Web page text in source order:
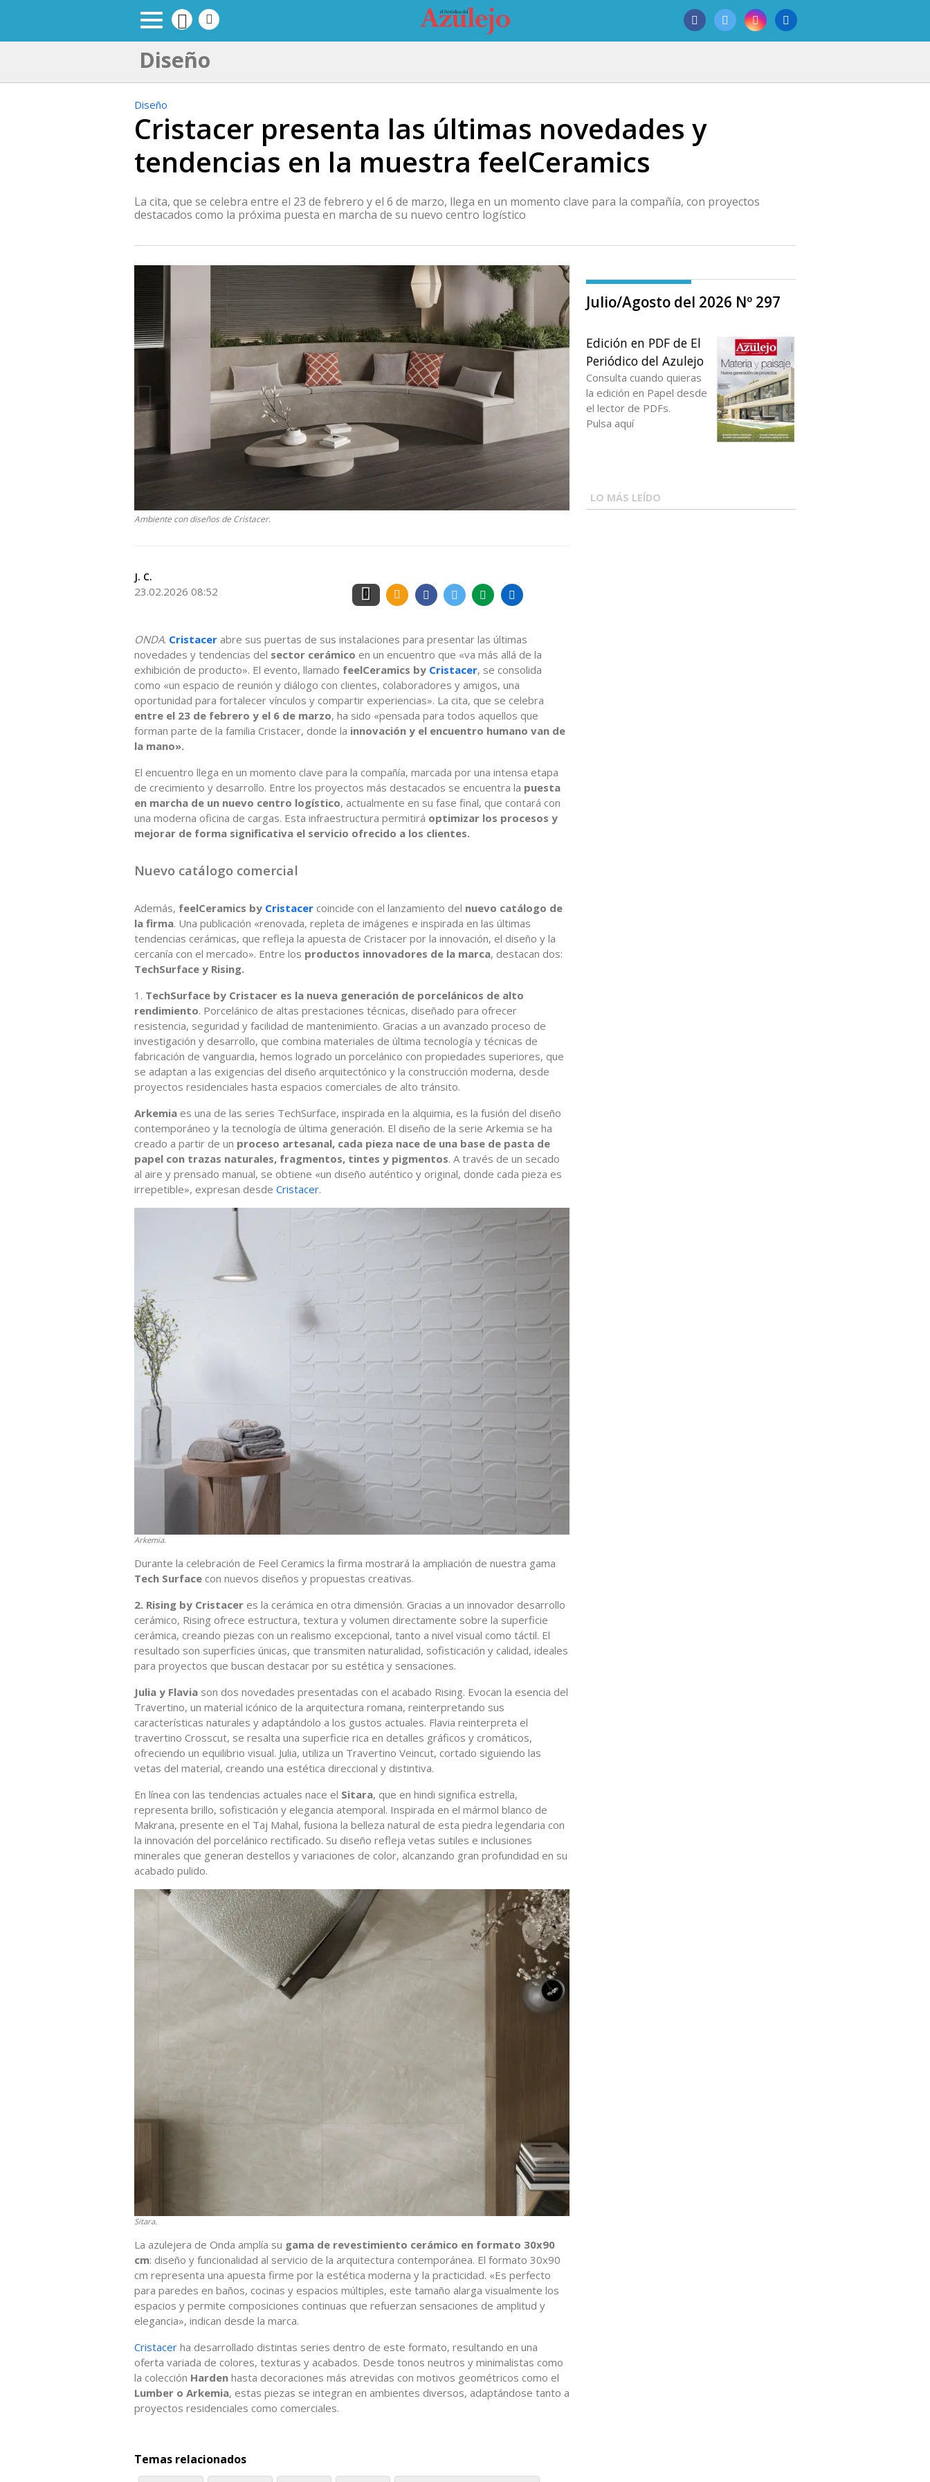
Diseño
Diseño
Cristacer presenta las últimas novedades y
tendencias en la muestra feelCeramics
La cita, que se celebra entre el 23 de febrero y el 6 de marzo, llega en un momento clave para la compañía, con proyectos
destacados como la próxima puesta en marcha de su nuevo centro logístico
Ambiente con diseños de Cristacer.
J. C.
23.02.2026 08:52 0
ONDA. Cristacer abre sus puertas de sus instalaciones para presentar las últimas
novedades y tendencias del sector cerámico en un encuentro que «va más allá de la
exhibición de producto». El evento, llamado feelCeramics by Cristacer, se consolida
como «un espacio de reunión y diálogo con clientes, colaboradores y amigos, una
oportunidad para fortalecer vínculos y compartir experiencias». La cita, que se celebra
entre el 23 de febrero y el 6 de marzo, ha sido «pensada para todos aquellos que
forman parte de la familia Cristacer, donde la innovación y el encuentro humano van de
la mano».
El encuentro llega en un momento clave para la compañía, marcada por una intensa etapa
de crecimiento y desarrollo. Entre los proyectos más destacados se encuentra la puesta
en marcha de un nuevo centro logístico, actualmente en su fase final, que contará con
una moderna oficina de cargas. Esta infraestructura permitirá optimizar los procesos y
mejorar de forma significativa el servicio ofrecido a los clientes.
Nuevo catálogo comercial
Además, feelCeramics by Cristacer coincide con el lanzamiento del nuevo catálogo de
la firma. Una publicación «renovada, repleta de imágenes e inspirada en las últimas
tendencias cerámicas, que refleja la apuesta de Cristacer por la innovación, el diseño y la
cercanía con el mercado». Entre los productos innovadores de la marca, destacan dos:
TechSurface y Rising.
1. TechSurface by Cristacer es la nueva generación de porcelánicos de alto
rendimiento. Porcelánico de altas prestaciones técnicas, diseñado para ofrecer
resistencia, seguridad y facilidad de mantenimiento. Gracias a un avanzado proceso de
investigación y desarrollo, que combina materiales de última tecnología y técnicas de
fabricación de vanguardia, hemos logrado un porcelánico con propiedades superiores, que
se adaptan a las exigencias del diseño arquitectónico y la construcción moderna, desde
proyectos residenciales hasta espacios comerciales de alto tránsito.
Arkemia es una de las series TechSurface, inspirada en la alquimia, es la fusión del diseño
contemporáneo y la tecnología de última generación. El diseño de la serie Arkemia se ha
creado a partir de un proceso artesanal, cada pieza nace de una base de pasta de
papel con trazas naturales, fragmentos, tintes y pigmentos. A través de un secado
al aire y prensado manual, se obtiene «un diseño auténtico y original, donde cada pieza es
irrepetible», expresan desde Cristacer.
Arkemia.
Durante la celebración de Feel Ceramics la firma mostrará la ampliación de nuestra gama
Tech Surface con nuevos diseños y propuestas creativas.
2. Rising by Cristacer es la cerámica en otra dimensión. Gracias a un innovador desarrollo
cerámico, Rising ofrece estructura, textura y volumen directamente sobre la superficie
cerámica, creando piezas con un realismo excepcional, tanto a nivel visual como táctil. El
resultado son superficies únicas, que transmiten naturalidad, sofisticación y calidad, ideales
para proyectos que buscan destacar por su estética y sensaciones.
Julia y Flavia son dos novedades presentadas con el acabado Rising. Evocan la esencia del
Travertino, un material icónico de la arquitectura romana, reinterpretando sus
características naturales y adaptándolo a los gustos actuales. Flavia reinterpreta el
travertino Crosscut, se resalta una superficie rica en detalles gráficos y cromáticos,
ofreciendo un equilibrio visual. Julia, utiliza un Travertino Veincut, cortado siguiendo las
vetas del material, creando una estética direccional y distintiva.
En línea con las tendencias actuales nace el Sitara, que en hindi significa estrella,
representa brillo, sofisticación y elegancia atemporal. Inspirada en el mármol blanco de
Makrana, presente en el Taj Mahal, fusiona la belleza natural de esta piedra legendaria con
la innovación del porcelánico rectificado. Su diseño refleja vetas sutiles e inclusiones
minerales que generan destellos y variaciones de color, alcanzando gran profundidad en su
acabado pulido.
Sitara.
La azulejera de Onda amplía su gama de revestimiento cerámico en formato 30x90
cm: diseño y funcionalidad al servicio de la arquitectura contemporánea. El formato 30x90
cm representa una apuesta firme por la estética moderna y la practicidad. «Es perfecto
para paredes en baños, cocinas y espacios múltiples, este tamaño alarga visualmente los
espacios y permite composiciones continuas que refuerzan sensaciones de amplitud y
elegancia», indican desde la marca.
Cristacer ha desarrollado distintas series dentro de este formato, resultando en una
oferta variada de colores, texturas y acabados. Desde tonos neutros y minimalistas como
la colección Harden hasta decoraciones más atrevidas con motivos geométricos como el
Lumber o Arkemia, estas piezas se integran en ambientes diversos, adaptándose tanto a
proyectos residenciales como comerciales.
Temas relacionados
Julio/Agosto del 2026 Nº 297
Edición en PDF de El
Periódico del Azulejo
Consulta cuando quieras
la edición en Papel desde
el lector de PDFs.
Pulsa aquí
LO MÁS LEÍDO